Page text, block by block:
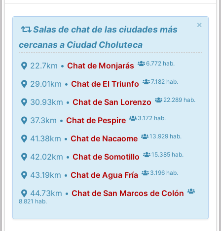
×
Salas de chat de las ciudades más
cercanas a Ciudad Choluteca
22.7km • Chat de Monjarás 6.772 hab.
29.01km • Chat de El Triunfo 7.182 hab.
30.93km • Chat de San Lorenzo 22.289 hab.
37.3km • Chat de Pespire 3.172 hab.
41.38km • Chat de Nacaome 13.929 hab.
42.02km • Chat de Somotillo 15.385 hab.
43.19km • Chat de Agua Fría 3.196 hab.
44.73km • Chat de San Marcos de Colón
8.821 hab.